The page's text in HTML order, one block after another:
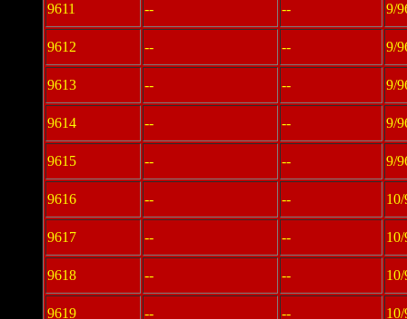
9611 -- -- 9/
9612 -- -- 9/
9613 -- -- 9/
9614 -- -- 9/
9615 -- -- 9/
9616 -- --
9617 -- --
9618 -- --
9619 -- --